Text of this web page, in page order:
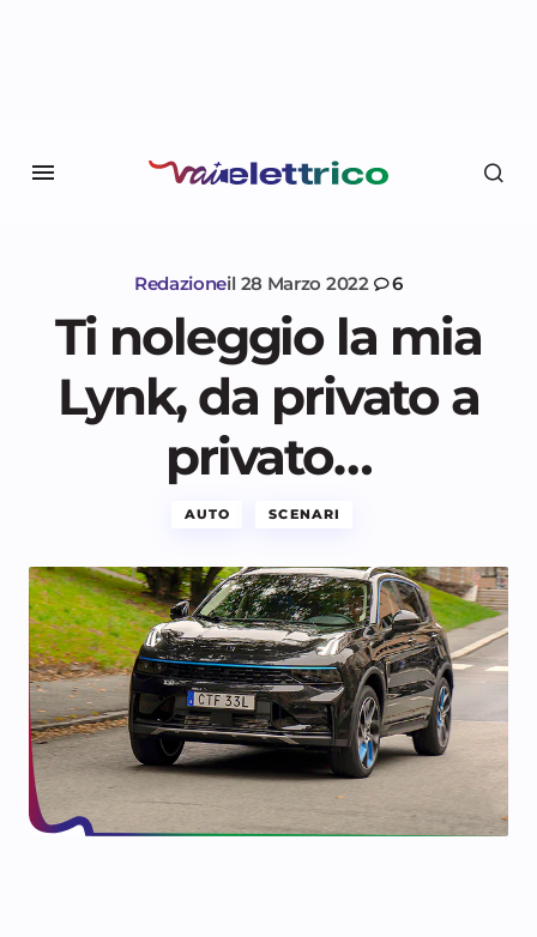
Redazioneil 28 Marzo 2022 6
Ti noleggio la mia
Lynk, da privato a
privato…
AUTO SCENARI